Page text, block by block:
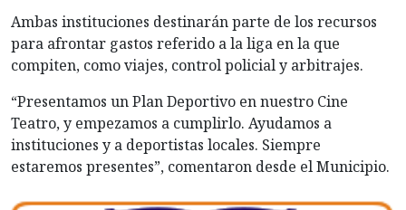
Ambas instituciones destinarán parte de los recursos
para afrontar gastos referido a la liga en la que
compiten, como viajes, control policial y arbitrajes.
“Presentamos un Plan Deportivo en nuestro Cine
Teatro, y empezamos a cumplirlo. Ayudamos a
instituciones y a deportistas locales. Siempre
estaremos presentes”, comentaron desde el Municipio.